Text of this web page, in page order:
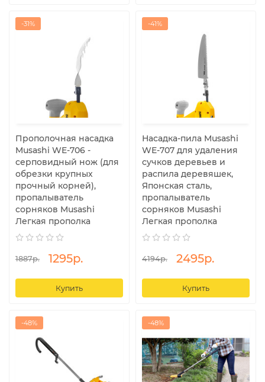
-31%
Прополочная насадка
Musashi WE-706 -
серповидный нож (для
обрезки крупных
прочный корней),
пропалыватель
сорняков Musashi
Легкая прополка
1887р. 1295р.
Купить
-41%
Насадка-пила Musashi
WE-707 для удаления
сучков деревьев и
распила деревяшек,
Японская сталь,
пропалыватель
сорняков Musashi
Легкая прополка
4194р. 2495р.
Купить
-48% -48%